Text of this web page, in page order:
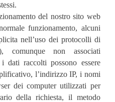
del nostro sito web
funzionamento, alcuni
nell’uso dei protocolli di
comunque non associati
dati raccolti possono essere
l’indirizzo IP, i nomi
dei computer utilizzati per
della richiesta, il metodo